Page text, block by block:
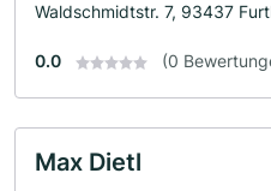
Waldschmidtstr. 7, 93437
0.0 (0
Max Dietl